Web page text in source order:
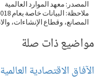
مواضيع ذات صلة
الآفاق الاقتصادية العالمية